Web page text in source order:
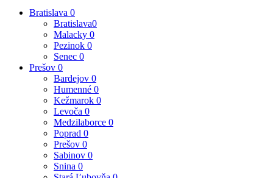
Bratislava 0
Bratislava0
Malacky 0
Pezinok 0
Senec 0
Prešov 0
Bardejov 0
Humenné 0
Kežmarok 0
Levoča 0
Medzilaborce 0
Poprad 0
Prešov 0
Sabinov 0
Snina 0